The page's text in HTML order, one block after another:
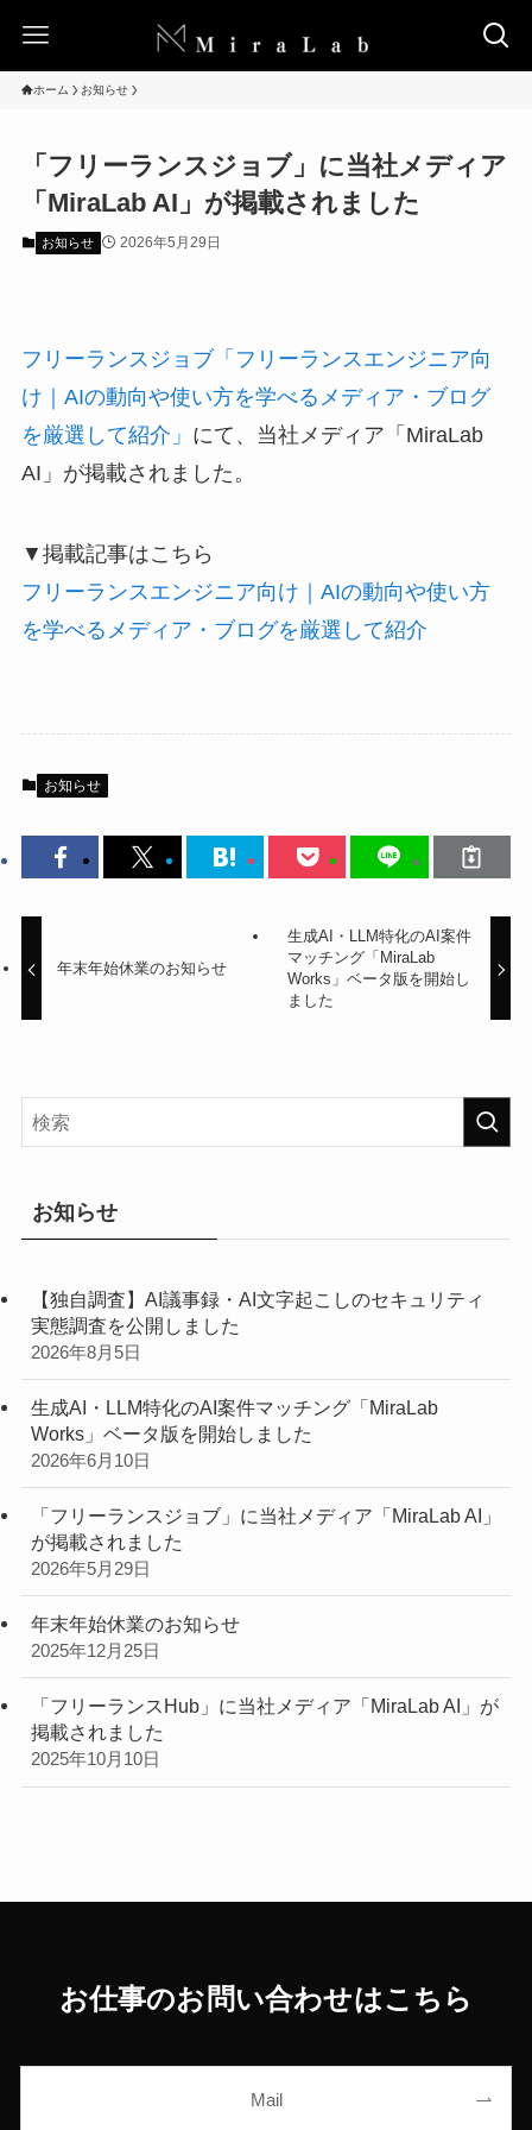
ホーム お知らせ
「フリーランスジョブ」に当社メディア
「MiraLab AI」が掲載されました
お知らせ 2026年5月29日
フリーランスジョブ「フリーランスエンジニア向
け｜AIの動向や使い方を学べるメディア・ブログ
を厳選して紹介」 にて、当社メディア「MiraLab
AI」が掲載されました。
▼掲載記事はこちら
フリーランスエンジニア向け｜AIの動向や使い方
を学べるメディア・ブログを厳選して紹介
お知らせ
年末年始休業のお知らせ
生成AI・LLM特化のAI案件
マッチング「MiraLab
Works」ベータ版を開始し
ました
お知らせ
【独自調査】AI議事録・AI文字起こしのセキュリティ
実態調査を公開しました
2026年8月5日
生成AI・LLM特化のAI案件マッチング「MiraLab
Works」ベータ版を開始しました
2026年6月10日
「フリーランスジョブ」に当社メディア「MiraLab AI」
が掲載されました
2026年5月29日
年末年始休業のお知らせ
2025年12月25日
「フリーランスHub」に当社メディア「MiraLab AI」が
掲載されました
2025年10月10日
お仕事のお問い合わせはこちら
Mail